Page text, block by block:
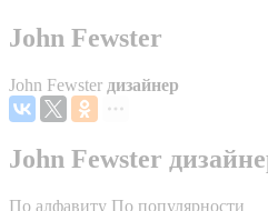
John Fewster
John Fewster дизайнер
John Fewster
По алфавиту По популярности